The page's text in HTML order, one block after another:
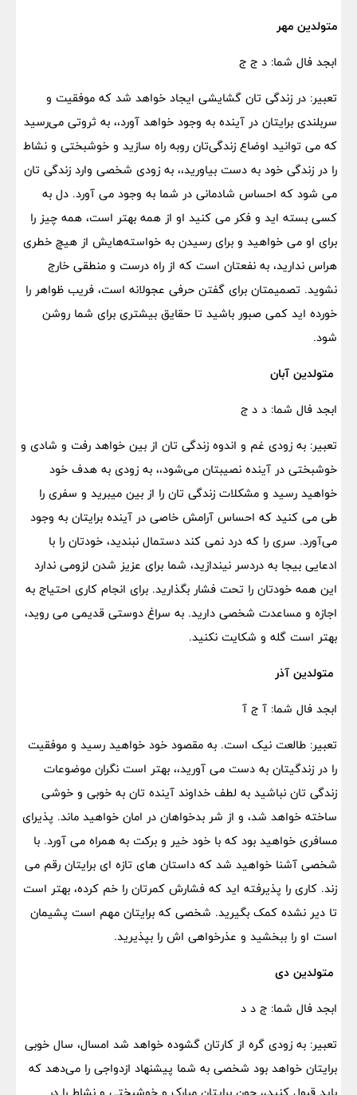
متولدین مهر
ابجد فال شما: د ج ج
تعبیر: در زندگی تان گشایشی ایجاد خواهد شد که موفقیت و
سربلندی برایتان در آینده به وجود خواهد آورد،، به ثروتی می‌رسید
که می توانید اوضاع زندگی‌تان روبه راه سازید و خوشبختی و نشاط
را در زندگی خود به دست بیاورید،، به زودی شخصی وارد زندگی تان
می شود که احساس شادمانی در شما به وجود می آورد. دل به
کسی بسته اید و فکر می کنید او از همه بهتر است، همه چیز را
برای او می خواهید و برای رسیدن به خواسته‌هایش از هیچ خطری
هراس ندارید، به نفعتان است که از راه درست و منطقی خارج
نشوید. تصمیمتان برای گفتن حرفی عجولانه است، فریب ظواهر را
خورده اید کمی صبور باشید تا حقایق بیشتری برای شما روشن
شود.
متولدین آبان
ابجد فال شما: د د ج
تعبیر: به زودی غم و اندوه زندگی تان از بین خواهد رفت و شادی و
خوشبختی در آینده نصیبتان می‌شود،، به زودی به هدف خود
خواهید رسید و مشکلات زندگی تان را از بین میبرید و سفری را
طی می کنید که احساس آرامش خاصی در آینده برایتان به وجود
می‌آورد. سری را که درد نمی کند دستمال نبندید، خودتان را با
ادعایی بیجا به دردسر نیندازید، شما برای عزیز شدن لزومی ندارد
این همه خودتان را تحت فشار بگذارید. برای انجام کاری احتیاج به
اجازه و مساعدت شخصی دارید. به سراغ دوستی قدیمی می روید،
بهتر است گله و شکایت نکنید.
متولدین آذر
ابجد فال شما: آ ج آ
تعبیر: طالعت نیک است. به مقصود خود خواهید رسید و موفقیت
را در زندگیتان به دست می آورید،، بهتر است نگران موضوعات
زندگی تان نباشید به لطف خداوند آینده تان به خوبی و خوشی
ساخته خواهد شد، و از شر بدخواهان در امان خواهید ماند. پذیرای
مسافری خواهید بود که با خود خیر و برکت به همراه می آورد. با
شخصی آشنا خواهید شد که داستان های تازه ای برایتان رقم می
زند. کاری را پذیرفته اید که فشارش کمرتان را خم کرده، بهتر است
تا دیر نشده کمک بگیرید. شخصی که برایتان مهم است پشیمان
است او را ببخشید و عذرخواهی اش را بپذیرید.
متولدین دی
ابجد فال شما: ج د د
تعبیر: به زودی گره از کارتان گشوده خواهد شد امسال، سال خوبی
برایتان خواهد بود شخصی به شما پیشنهاد ازدواجی را می‌دهد که